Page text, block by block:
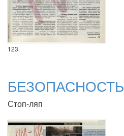
123
БЕЗОПАСНОСТЬ
Стоп-ляп